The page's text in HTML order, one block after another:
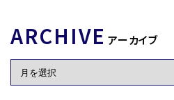
ARCHIVE アーカイブ